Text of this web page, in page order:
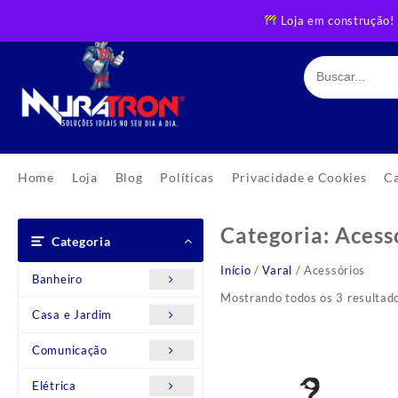
Loja em
content
Home Loja Blog Políticas Privacidade e Cookies
Categoria
Banheiro
Casa e Jardim
Comunicação
Elétrica
Categoria:
Início /Varal / Acessórios
Mostrando todos os 3